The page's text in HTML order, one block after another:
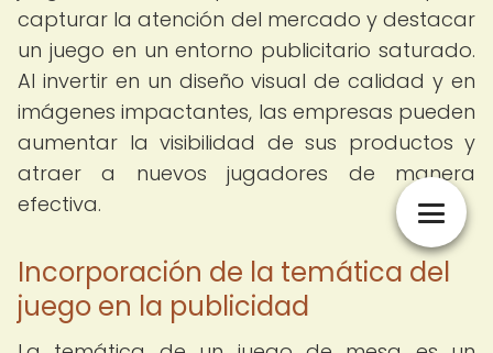
capturar la atención del mercado y destacar
un juego en un entorno publicitario saturado.
Al invertir en un diseño visual de calidad y en
imágenes impactantes, las empresas pueden
aumentar la visibilidad de sus productos y
atraer a nuevos jugadores de manera
efectiva.
Incorporación de la temática del
juego en la publicidad